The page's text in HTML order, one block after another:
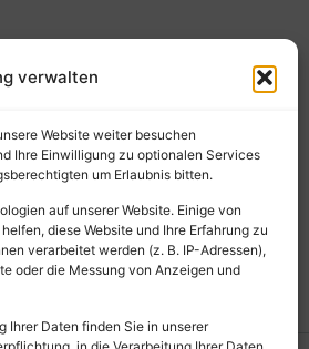
verwalten
Website weiter besuchen
Ihre Einwilligung zu optionalen Services
um Erlaubnis bitten.
auf unserer Website. Einige von
diese Website und Ihre Erfahrung zu
verarbeitet werden (z. B. IP-Adressen),
oder die Messung von Anzeigen und
Ihrer Daten finden Sie in unserer